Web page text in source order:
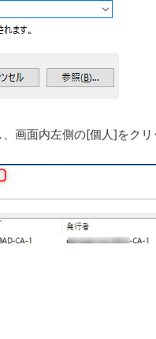
画面内左側の[個人]をクリ